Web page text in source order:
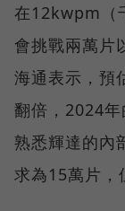
在12kwpm（
會挑戰兩萬片
海通表示，預
翻倍，2024
熟悉輝達的內
求為15萬片，